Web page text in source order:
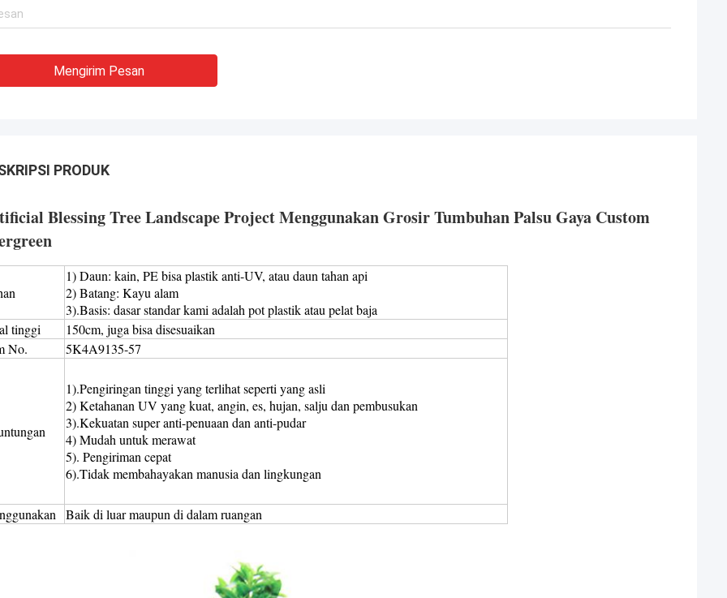
Mengirim Pesan
PRODUK
Blessing Tree Landscape Project Menggunakan Grosir Tumbuhan Palsu Gaya Custom
1) Daun: kain, PE bisa plastik anti-UV, atau daun tahan api
2) Batang: Kayu alam
3).Basis: dasar standar kami adalah pot plastik atau pelat baja
tinggi
150cm, juga bisa disesuaikan
No.
5K4A9135-57
1).Pengiringan tinggi yang terlihat seperti yang asli
2) Ketahanan UV yang kuat, angin, es, hujan, salju dan pembusukan
3).Kekuatan super anti-penuaan dan anti-pudar
4) Mudah untuk merawat
5). Pengiriman cepat
6).Tidak membahayakan manusia dan lingkungan
Baik di luar maupun di dalam ruangan